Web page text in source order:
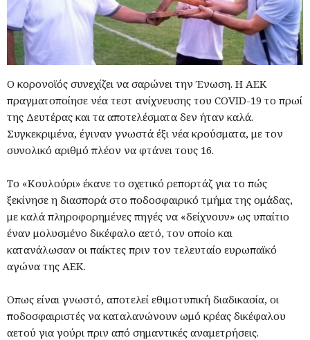
O κορονοϊός συνεχίζει να σαρώνει την Ένωση. Η ΑΕΚ
πραγματοποίησε νέα τεστ ανίχνευσης του COVID-19 το πρωί
της Δευτέρας και τα αποτελέσματα δεν ήταν καλά.
Συγκεκριμένα, έγιναν γνωστά έξι νέα κρούσματα, με τον
συνολικό αριθμό πλέον να φτάνει τους 16.
Το «Κουλούρι» έκανε το σχετικό ρεπορτάζ για το πώς
ξεκίνησε η διασπορά στο ποδοσφαιρικό τμήμα της ομάδας,
με καλά πληροφορημένες πηγές να «δείχνουν» ως υπαίτιο
έναν μολυσμένο δικέφαλο αετό, τον οποίο και
κατανάλωσαν οι παίκτες πριν τον τελευταίο ευρωπαϊκό
αγώνα της ΑΕΚ.
Όπως είναι γνωστό, αποτελεί εθιμοτυπική διαδικασία, οι
ποδοσφαιριστές να καταλανώνουν ωμό κρέας δικέφαλου
αετού για γούρι πριν από σημαντικές αναμετρήσεις.